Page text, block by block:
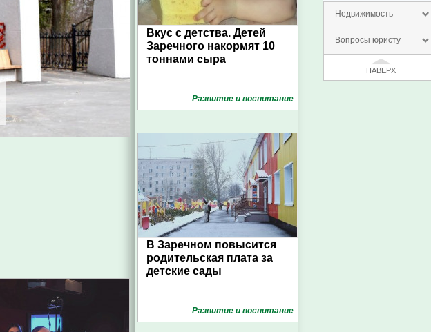
Недвижимость
Вопросы юристу
НАВЕРХ
Вкус с детства. Детей
Заречного накормят 10
тоннами сыра
Развитие и воспитание
В Заречном повысится
родительская плата за
детские сады
Развитие и воспитание